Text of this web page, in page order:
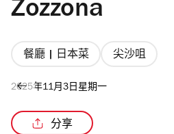
Zozzona
餐廳 | 日本菜 尖沙咀
2025年11月3日星期一
分享